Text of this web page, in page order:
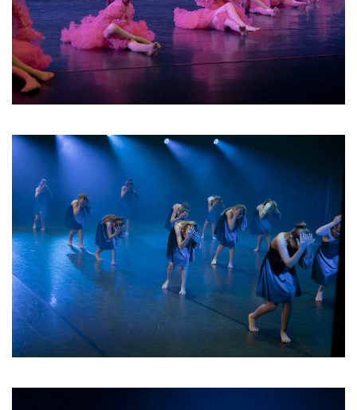
03 2026
04 2026